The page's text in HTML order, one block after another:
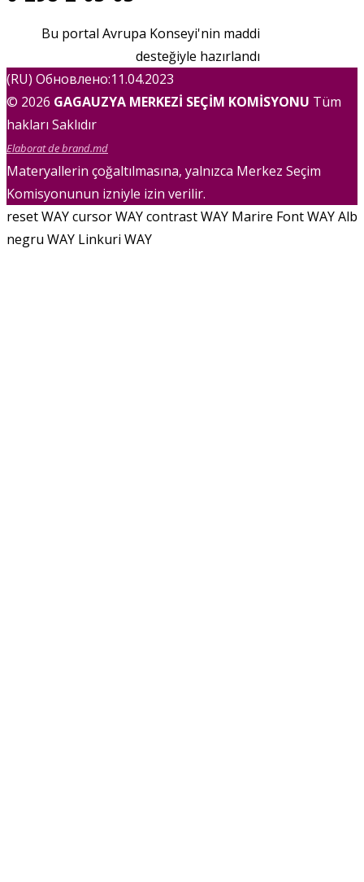
Bu portal Avrupa Konseyi'nin maddi
desteğiyle hazırlandı
(RU) Обновлено:11.04.2023
© 2026 GAGAUZYA MERKEZİ SEÇİM KOMİSYONU Tüm
hakları Saklıdır
Elaborat de brand.md
Materyallerin çoğaltılmasına, yalnızca Merkez Seçim
Komisyonunun izniyle izin verilir.
reset WAYcursor WAYcontrast WAY Marire Font WAYAlb
negru WAY Linkuri WAY